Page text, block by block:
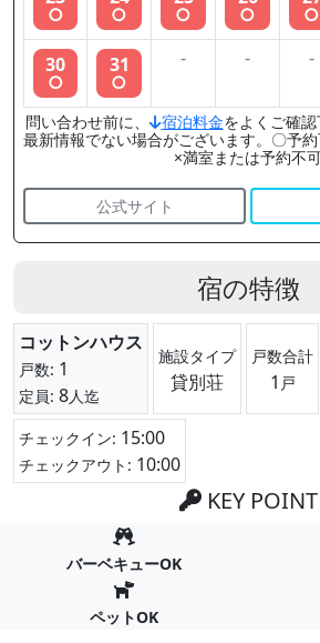
○ ○ ○ ○ ○
30
○
31
○
- - -
問い合わせ前に、 宿泊料金をよくご確認
最新情報でない場合がございます。〇予
×満室または予約不
公式サイト
宿の特徴
コットンハウス
戸数: 1
定員: 8人迄
施設タイプ
貸別荘
戸数合計
1 戸
チェックイン: 15:00
チェックアウト: 10:00
KEY POINT
バーベキューOK
ペットOK